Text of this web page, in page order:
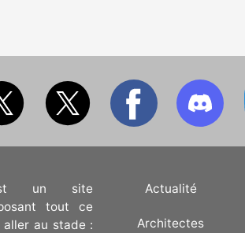
est un site
tout ce
au stade :
Actualité
Architectes